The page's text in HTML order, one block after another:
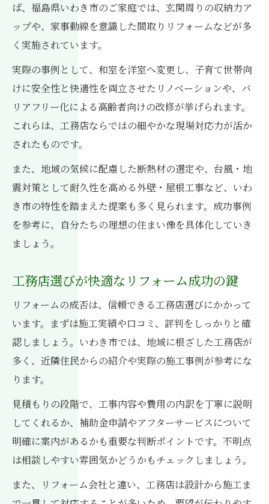
ば、福島県いわき市のご家庭では、玄関周りの収納力ア
ップや、家事動線を意識した間取りリフォームなどが多
く実施されています。
実際の事例として、和室を洋室へ変更し、子育て世帯向
けに安全性と快適性を両立させたリノベーションや、バ
リアフリー化による高齢者向けの改修が挙げられます。
これらは、工務店ならではの細やかな現場対応力が活か
されたものです。
また、地域の気候に配慮した断熱材の選定や、台風・地
震対策として耐久性を高める外壁・屋根工事など、いわ
き市の特性を踏まえた提案も多く見られます。成功事例
を参考に、自分たちの理想の住まい像を具体化していき
ましょう。
工務店選びが快適なリフォーム成功の鍵
リフォームの成否は、信頼できる工務店選びにかかって
います。まずは施工実績や口コミ、評判をしっかりと確
認しましょう。いわき市では、地域に根ざした工務店が
多く、近隣住民からの紹介や実際の施工事例が参考にな
ります。
見積もりの段階で、工事内容や費用の内訳を丁寧に説明
してくれるか、補助金申請やアフターサービスについて
明確に案内があるかも重要な判断ポイントです。不明点
は相談しやすい雰囲気かどうかもチェックしましょう。
また、リフォーム会社と違い、工務店は設計から施工ま